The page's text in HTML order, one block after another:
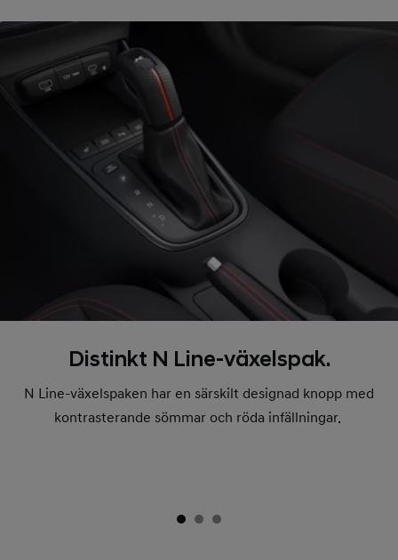
Distinkt N Line-växelspak.
N Line-växelspaken har en särskilt designad knopp med
kontrasterande sömmar och röda infällningar.